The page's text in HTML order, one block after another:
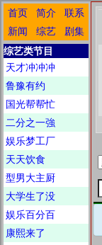
首页 简介
联系
新闻
综艺
剧集
综艺类节目
天才冲冲冲
鲁豫有约
国光帮帮忙
二分之一強
娱乐梦工厂
天天饮食
型男大主厨
大学生了没
娱乐百分百
康熙来了
❤️ 愛看